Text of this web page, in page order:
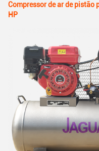
Compressor de ar de
HP